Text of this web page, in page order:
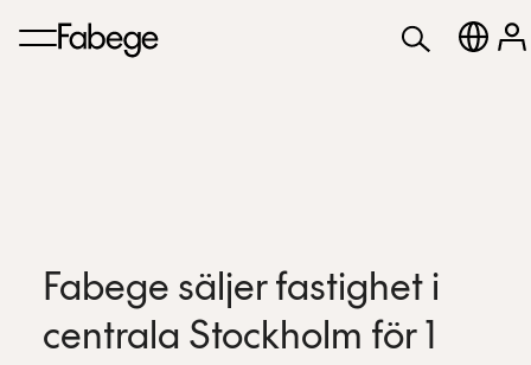
Fabege säljer fastighet i
centrala Stockholm för 1